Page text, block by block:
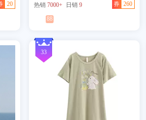
20 热销 7000+ 日销 9 券 260
88
33